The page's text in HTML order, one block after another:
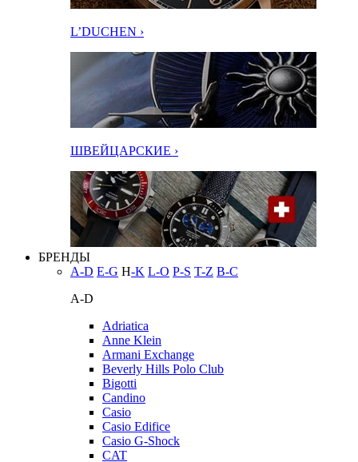
L’DUCHEN ›
ШВЕЙЦАРСКИЕ ›
БРЕНДЫ
A-D E-G H-K L-O P-S T-Z В-С
A-D
Adriatica
Anne Klein
Armani Exchange
Beverly Hills Polo Club
Bigotti
Candino
Casio
Casio Edifice
Casio G-Shock
CAT